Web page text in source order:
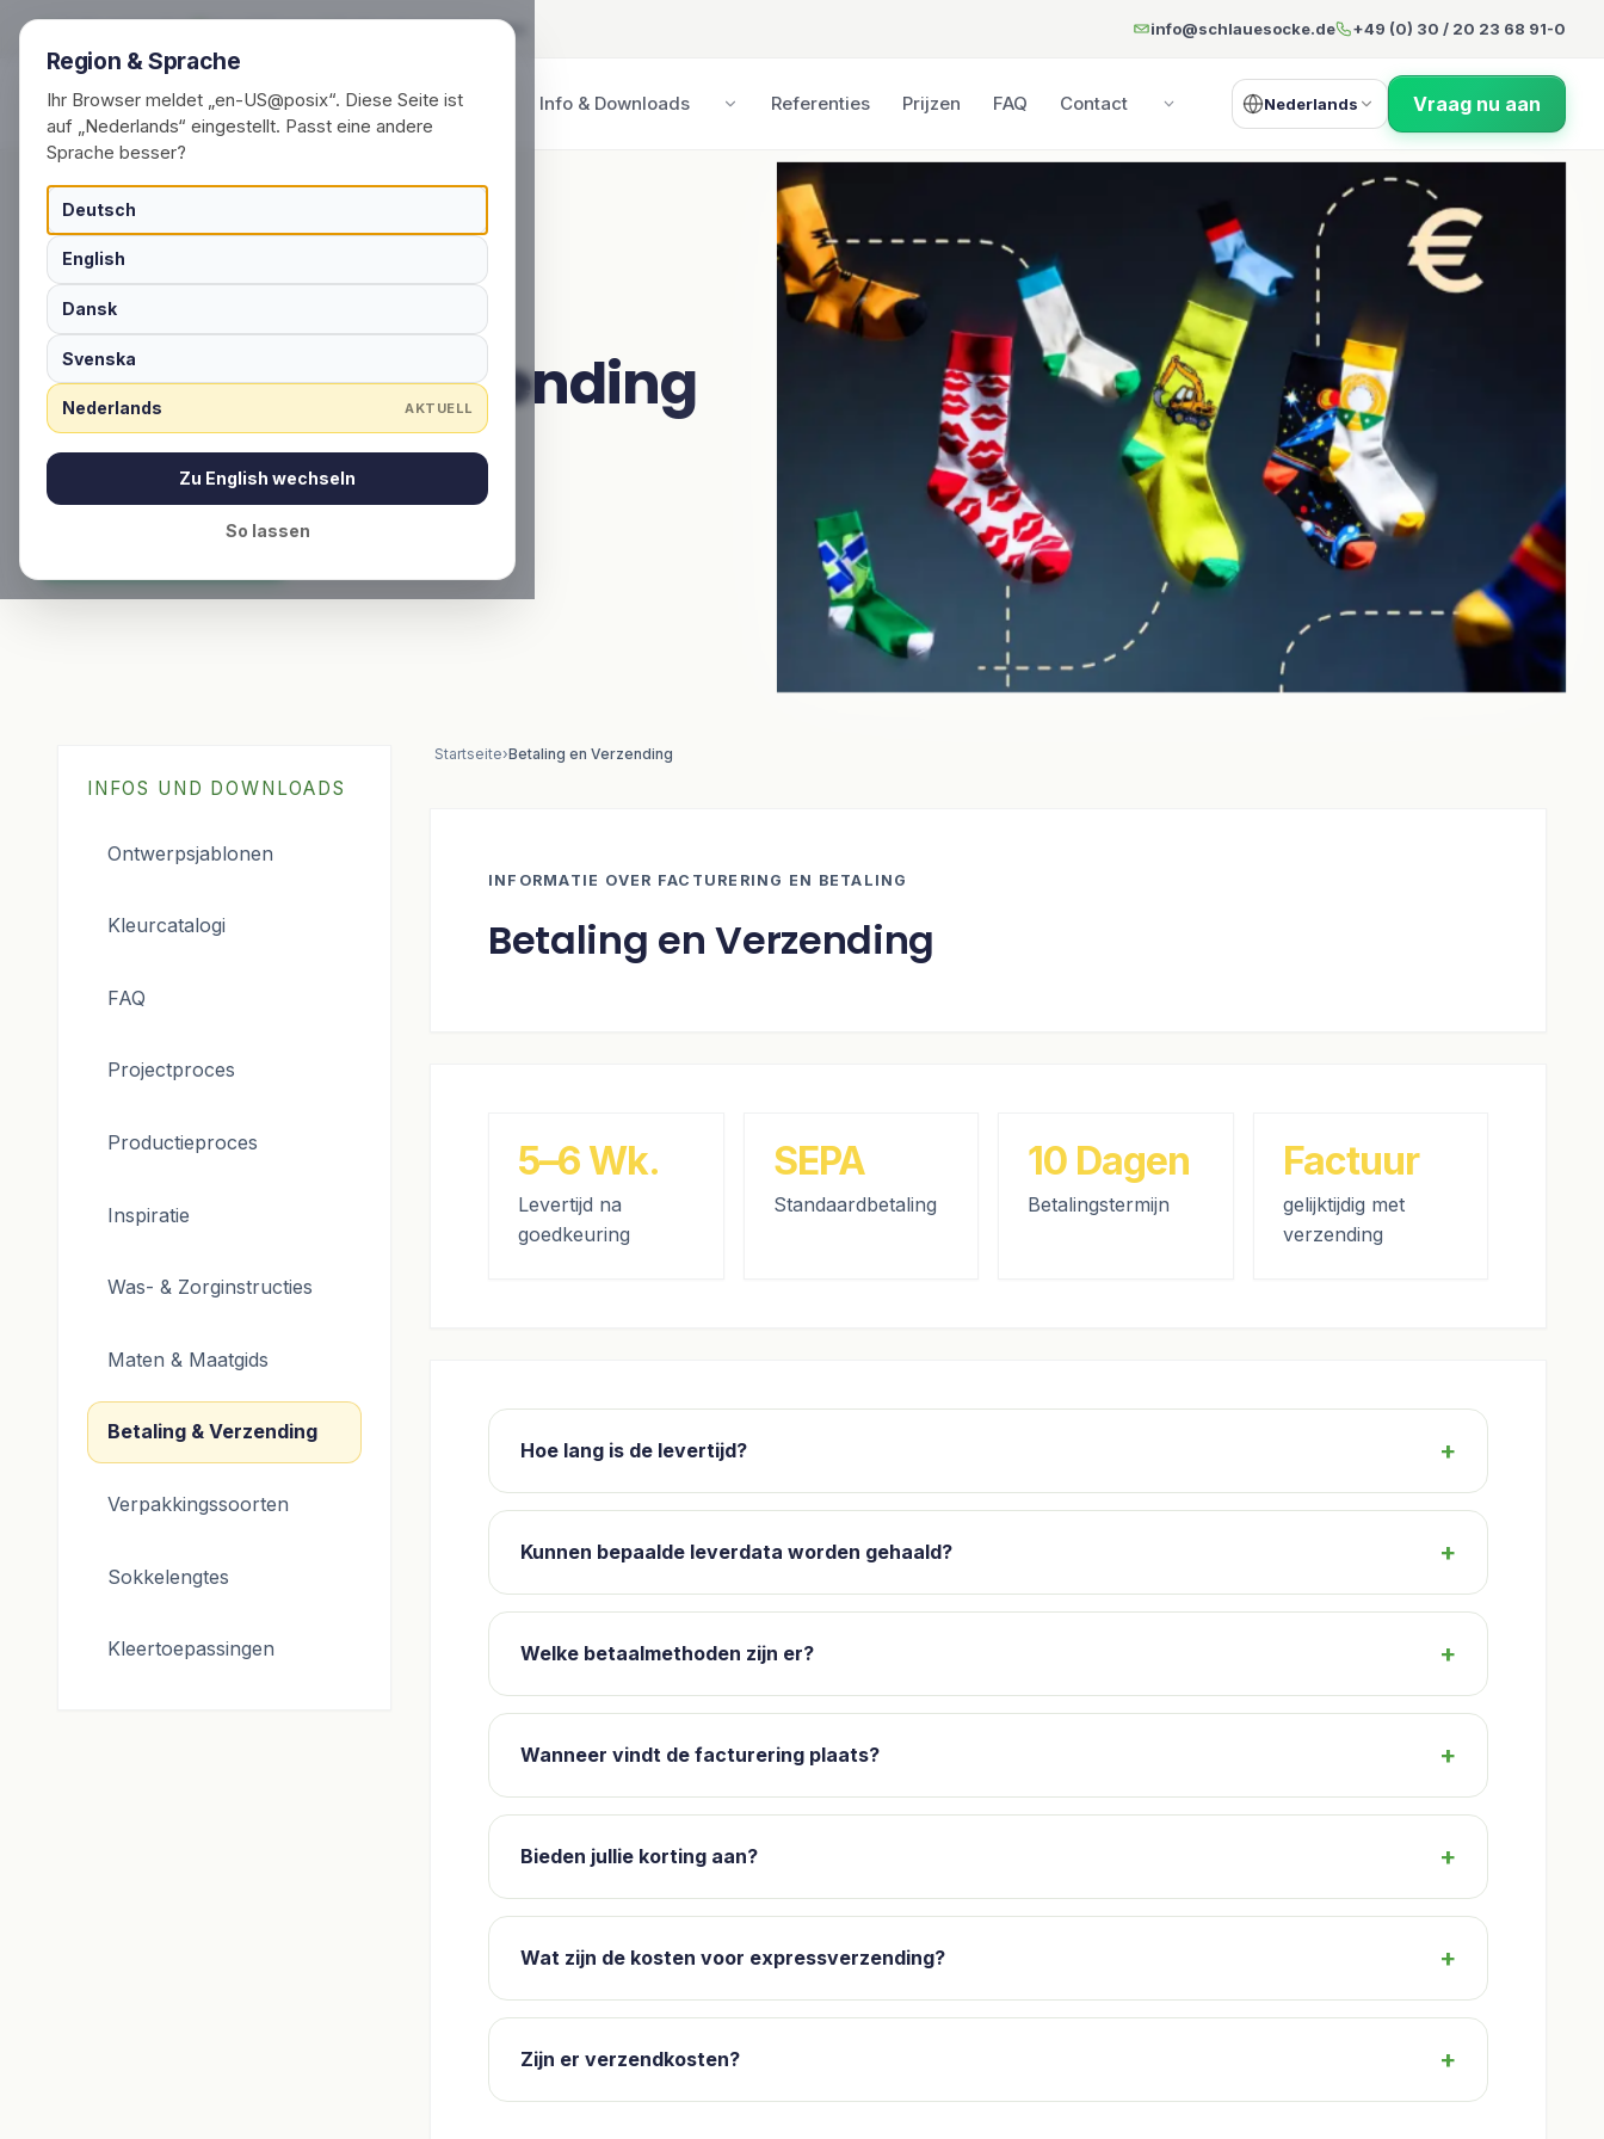
Betaling en Verzending in het kort
Region & Sprache
Ihr Browser meldet „en-US@posix“. Diese Seite ist
auf „Nederlands“ eingestellt. Passt eine andere
Sprache besser?
Deutsch
English
Dansk
Svenska
Nederlands AKTUELL
Zu English wechseln
So lassen
Gratis ontwerpvoorstellen info@schlauesocke.de +49 (0) 30 / 20 23 68 91-0
Producten Info & Downloads Referenties Prijzen FAQ Contact Nederlands Vraag nu aan
IN ÉÉN OOGOPSLAG
Betaling en Verzending
in het kort
Veelgestelde Vragen
INFOS UND DOWNLOADS
Ontwerpsjablonen
Kleurcatalogi
FAQ
Projectproces
Productieproces
Inspiratie
Was- & Zorginstructies
Maten & Maatgids
Betaling & Verzending
Verpakkingssoorten
Sokkelengtes
Kleertoepassingen
Startseite›Betaling en Verzending
INFORMATIE OVER FACTURERING EN BETALING
Betaling en Verzending
5–6 Wk.
Levertijd na
goedkeuring
SEPA
Standaardbetaling
10 Dagen
Betalingstermijn
Factuur
gelijktijdig met
verzending
Hoe lang is de levertijd?
Kunnen bepaalde leverdata worden gehaald?
Welke betaalmethoden zijn er?
Wanneer vindt de facturering plaats?
Bieden jullie korting aan?
Wat zijn de kosten voor expressverzending?
Zijn er verzendkosten?